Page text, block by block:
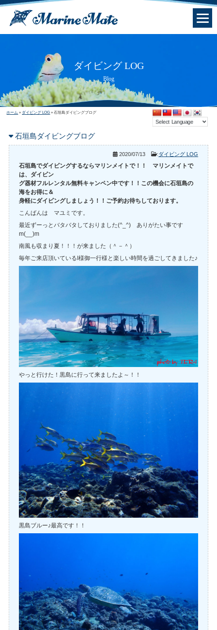
ダイビング LOG
Blog
ホーム » ダイビング LOG » 石垣島ダイビングブログ
石垣島ダイビングブログ
2020/07/13 :ダイビング LOG
石垣島でダイビングするならマリンメイトで！！ マリンメイトで
は、ダイビン
グ器材フルレンタル無料キャンペン中です！！この機会に石垣島の
海をお得に＆
身軽にダイビングしましょう！！ご予約お待ちしております。
こんばんは マユミです。
最近ずーっとバタバタしておりました(^_^) ありがたい事です
m(__)m
南風も収まり夏！！！が来ました（＾－＾）
毎年ご来店頂いているI様御一行様と楽しい時間を過ごしてきました♪
やっと行けた！黒島に行って来ましたよ～！！
黒島ブルー♪最高です！！